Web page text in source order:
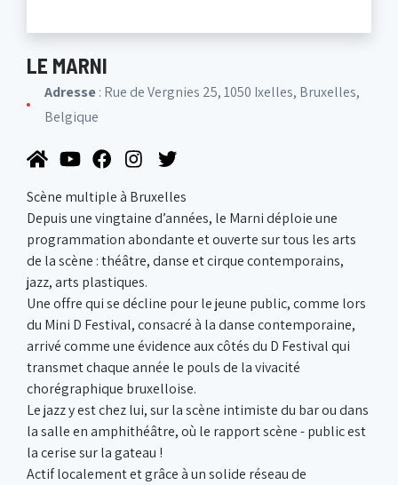
LE MARNI
Adresse: Rue de Vergnies 25, 1050 Ixelles, Bruxelles,
Belgique
Scène multiple à Bruxelles
Depuis une vingtaine d’années, le Marni déploie une
programmation abondante et ouverte sur tous les arts
de la scène : théâtre, danse et cirque contemporains,
jazz, arts plastiques.
Une offre qui se décline pour le jeune public, comme lors
du Mini D Festival, consacré à la danse contemporaine,
arrivé comme une évidence aux côtés du D Festival qui
transmet chaque année le pouls de la vivacité
chorégraphique bruxelloise.
Le jazz y est chez lui, sur la scène intimiste du bar ou dans
la salle en amphithéâtre, où le rapport scène - public est
la cerise sur la gateau !
Actif localement et grâce à un solide réseau de